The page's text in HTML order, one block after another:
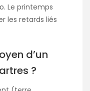
Le printemps
les retards liés
d’un
?